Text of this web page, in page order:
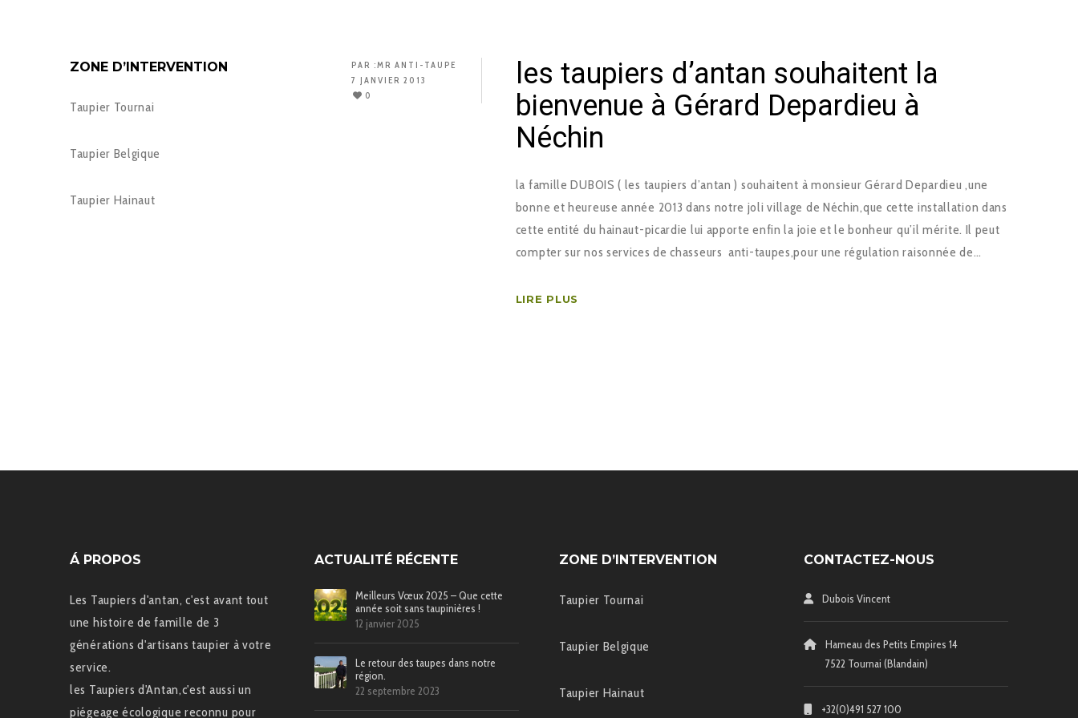
PAR :MR ANTI-TAUPE
7 JANVIER 2013
0
les taupiers d’antan souhaitent la
bienvenue à Gérard Depardieu à
Néchin
la famille DUBOIS ( les taupiers d’antan ) souhaitent à monsieur Gérard Depardieu ,une
bonne et heureuse année 2013 dans notre joli village de Néchin,que cette installation dans
cette entité du hainaut-picardie lui apporte enfin la joie et le bonheur qu’il mérite. Il peut
compter sur nos services de chasseurs anti-taupes,pour une régulation raisonnée de…
LIRE PLUS
ZONE D’INTERVENTION
Taupier Tournai
Taupier Belgique
Taupier Hainaut
Á PROPOS
Les Taupiers d'antan, c'est avant tout
une histoire de famille de 3
générations d'artisans taupier à votre
service.
les Taupiers d'Antan,c'est aussi un
piégeage écologique reconnu pour
ACTUALITÉ RÉCENTE
Meilleurs Vœux 2025 – Que cette
année soit sans taupinières !
12 janvier 2025
Le retour des taupes dans notre
région.
22 septembre 2023
ZONE D’INTERVENTION
Taupier Tournai
Taupier Belgique
Taupier Hainaut
CONTACTEZ-NOUS
Dubois Vincent
Hameau des Petits Empires 14
7522 Tournai (Blandain)
+32(0)491 527 100